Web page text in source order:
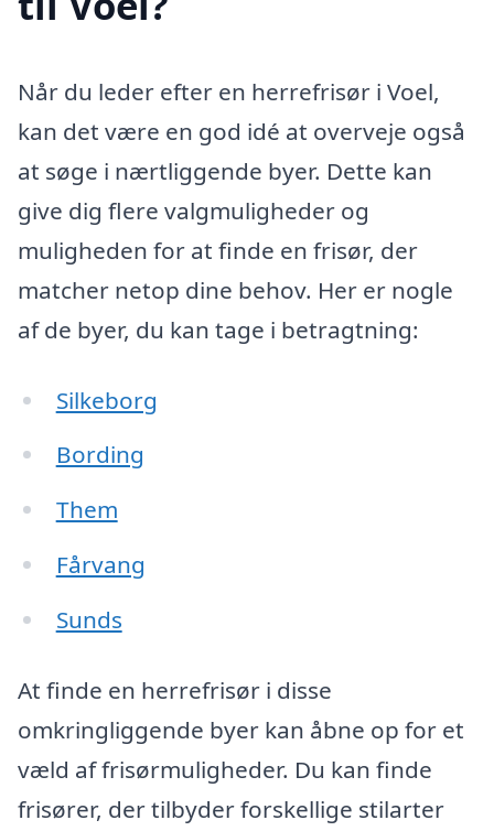
Når du leder efter en herrefrisør i Voel,
kan det være en god idé at overveje også
at søge i nærtliggende byer. Dette kan
give dig flere valgmuligheder og
muligheden for at finde en frisør, der
matcher netop dine behov. Her er nogle
af de byer, du kan tage i betragtning:
Silkeborg
Bording
Them
Fårvang
Sunds
At finde en herrefrisør i disse
omkringliggende byer kan åbne op for et
væld af frisørmuligheder. Du kan finde
frisører, der tilbyder forskellige stilarter